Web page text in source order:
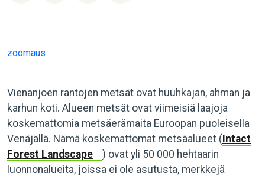
zoomaus
Vienanjoen rantojen metsät ovat huuhkajan, ahman ja
karhun koti. Alueen metsät ovat viimeisiä laajoja
koskemattomia metsäerämaita Euroopan puoleisella
Venäjällä. Nämä koskemattomat metsäalueet ( Intact
Forest Landscape
) ovat yli 50 000 hehtaarin
luonnonalueita, joissa ei ole asutusta, merkkejä